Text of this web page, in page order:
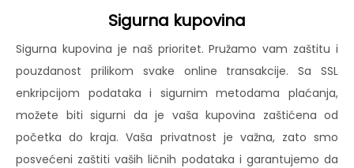
Sigurna kupovina
Sigurna kupovina je naš prioritet. Pružamo vam zaštitu i
pouzdanost prilikom svake online transakcije. Sa SSL
enkripcijom podataka i sigurnim metodama plaćanja,
možete biti sigurni da je vaša kupovina zaštićena od
početka do kraja. Vaša privatnost je važna, zato smo
posvećeni zaštiti vaših ličnih podataka i garantujemo da